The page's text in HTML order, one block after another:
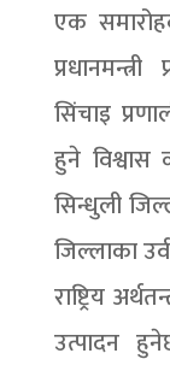
एक
सिंचाइ
हुने विश्वास
सिन्धुली
जिल्लाका
राष्ट्रिय
उत्पादन